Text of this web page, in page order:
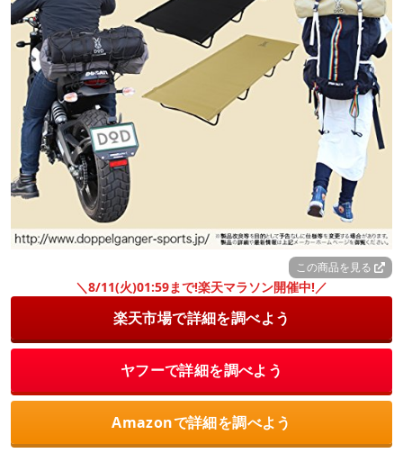
この商品を見る
＼8/11(火)01:59まで!楽天マラソン開催中!／
楽天市場で詳細を調べよう
ヤフーで詳細を調べよう
Amazonで詳細を調べよう